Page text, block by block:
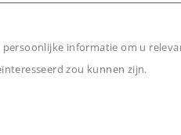
persoonlijke informatie om u
zou kunnen zijn.